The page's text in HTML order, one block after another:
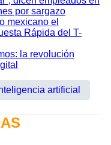
por sargazo
mexicano el
Rápida del T-
la revolución
artificial